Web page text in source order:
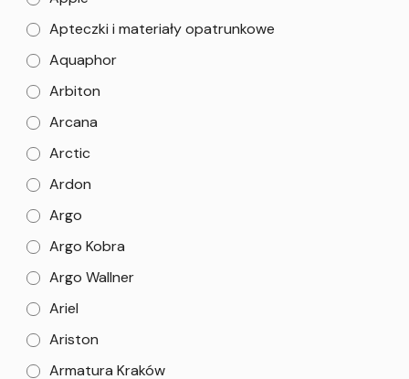
Apteczki i materiały opatrunkowe
Aquaphor
Arbiton
Arcana
Arctic
Ardon
Argo
Argo Kobra
Argo Wallner
Ariel
Ariston
Armatura Kraków